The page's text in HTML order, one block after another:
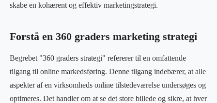
skabe en kohærent og effektiv marketingstrategi.
Forstå en 360 graders marketing strategi
Begrebet "360 graders strategi" refererer til en omfattende
tilgang til online markedsføring. Denne tilgang indebærer, at alle
aspekter af en virksomheds online tilstedeværelse undersøges og
optimeres. Det handler om at se det store billede og sikre, at hver